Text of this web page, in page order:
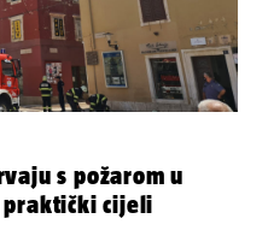
s požarom u
praktički cijeli